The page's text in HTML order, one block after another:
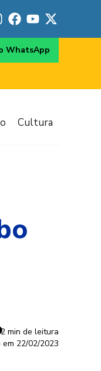
WhatsApp
Cultura
2 min de leitura
22/02/2023